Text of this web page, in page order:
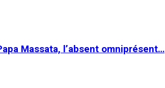
Massata, l’absent omniprésent…